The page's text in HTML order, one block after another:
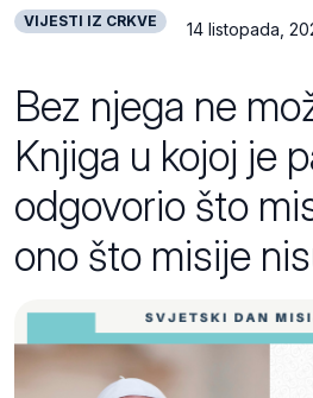
VIJESTI IZ CRKVE 14 listopada,
Bez njega ne
Knjiga u kojoj je
odgovorio što
ono što misije